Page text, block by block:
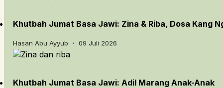
Khutbah Jumat Basa Jawi: Zina & Riba, Dosa Kang
Hasan Abu Ayyub ・ 09 Juli 2026
Khutbah Jumat Basa Jawi: Adil Marang Anak-Anak